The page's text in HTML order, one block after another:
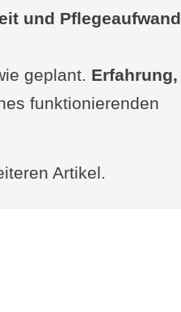
und Pflegeaufwand
geplant. Erfahrung,
funktionierenden
Artikel.